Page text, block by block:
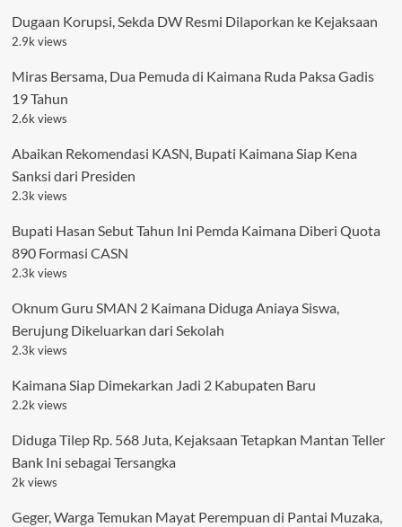
Dugaan Korupsi, Sekda DW Resmi Dilaporkan ke Kejaksaan
2.9k views
Miras Bersama, Dua Pemuda di Kaimana Ruda Paksa Gadis
19 Tahun
2.6k views
Abaikan Rekomendasi KASN, Bupati Kaimana Siap Kena
Sanksi dari Presiden
2.3k views
Bupati Hasan Sebut Tahun Ini Pemda Kaimana Diberi Quota
890 Formasi CASN
2.3k views
Oknum Guru SMAN 2 Kaimana Diduga Aniaya Siswa,
Berujung Dikeluarkan dari Sekolah
2.3k views
Kaimana Siap Dimekarkan Jadi 2 Kabupaten Baru
2.2k views
Diduga Tilep Rp. 568 Juta, Kejaksaan Tetapkan Mantan Teller
Bank Ini sebagai Tersangka
2k views
Geger, Warga Temukan Mayat Perempuan di Pantai Muzaka,